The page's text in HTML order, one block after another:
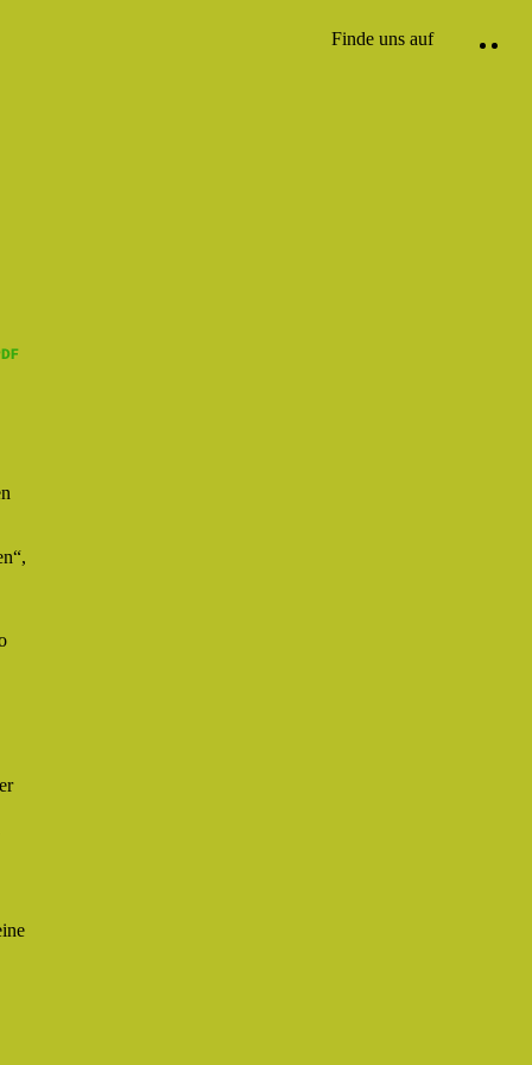
Finde uns auf